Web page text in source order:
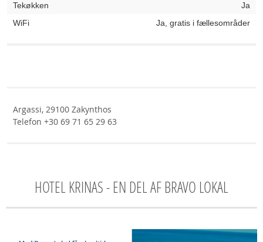
Tekøkken
Ja
WiFi
Ja, gratis i fællesområder
Argassi, 29100 Zakynthos
Telefon +30 69 71 65 29 63
HOTEL KRINAS - EN DEL AF BRAVO LOKAL